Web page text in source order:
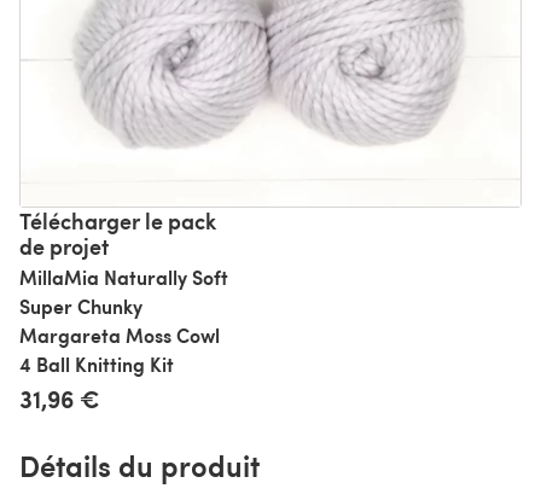
Télécharger le pack
de projet
MillaMia Naturally Soft
Super Chunky
Margareta Moss Cowl
4 Ball Knitting Kit
31,96 €
Détails du produit